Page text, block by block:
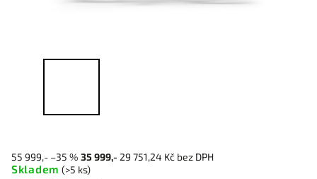
55 999,- –35 % 35 999,- 29 751,24 Kč bez DPH
Skladem (>5 ks)